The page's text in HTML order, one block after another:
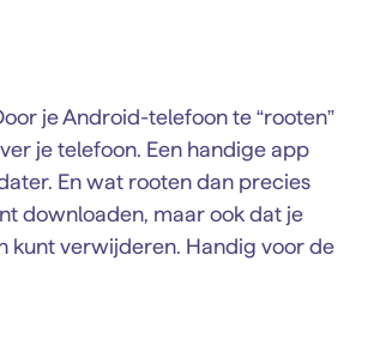
je Android-telefoon te “rooten”
je telefoon. Een handige app
En wat rooten dan precies
downloaden, maar ook dat je
kunt verwijderen. Handig voor de